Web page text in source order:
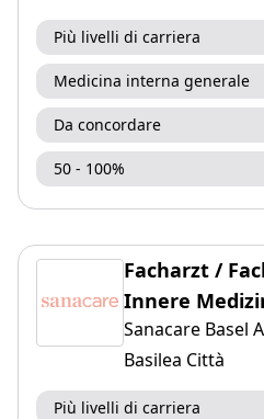
Più livelli di carriera
Medicina interna generale
Da concordare
50 - 100%
Facharzt /
Innere
Sanacare Basel
Basilea Città
Più livelli di carriera